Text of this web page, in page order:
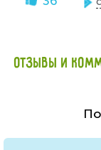
ОТЗЫВЫ И